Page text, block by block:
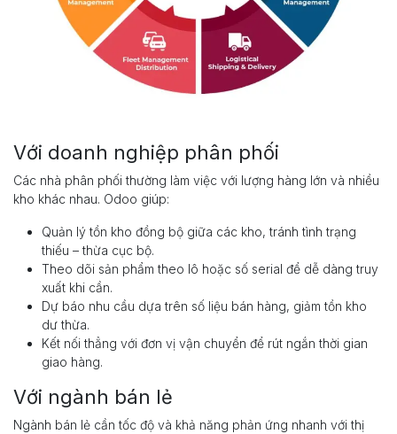
Với doanh nghiệp phân phối
Các nhà phân phối thường làm việc với lượng hàng lớn và nhiều
kho khác nhau. Odoo giúp:
Quản lý tồn kho đồng bộ giữa các kho, tránh tình trạng
thiếu – thừa cục bộ.
Theo dõi sản phẩm theo lô hoặc số serial để dễ dàng truy
xuất khi cần.
Dự báo nhu cầu dựa trên số liệu bán hàng, giảm tồn kho
dư thừa.
Kết nối thẳng với đơn vị vận chuyển để rút ngắn thời gian
giao hàng.
Với ngành bán lẻ
Ngành bán lẻ cần tốc độ và khả năng phản ứng nhanh với thị